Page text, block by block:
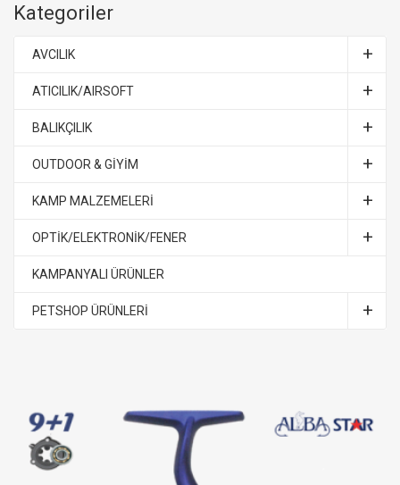
Kategoriler
AVCILIK
ATICILIK/AIRSOFT
BALIKÇILIK
OUTDOOR & GİYİM
KAMP MALZEMELERİ
OPTİK/ELEKTRONİK/FENER
KAMPANYALI ÜRÜNLER
PETSHOP ÜRÜNLERİ